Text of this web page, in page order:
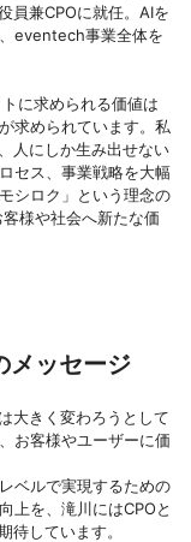
員兼CPOに就任。AIを
eventech事業全体を
に求められる価値は
求められています。私
人にしか生み出せない
セス、事業戦略を大幅
シロク」という理念の
様や社会へ新たな価
メッセージ
大きく変わろうとして
お客様やユーザーに価
ベルで実現するための
上を、滝川にはCPOと
待しています。